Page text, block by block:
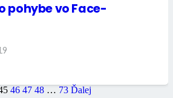
pohybe vo Face-
46 47 48 … 73 Ďalej